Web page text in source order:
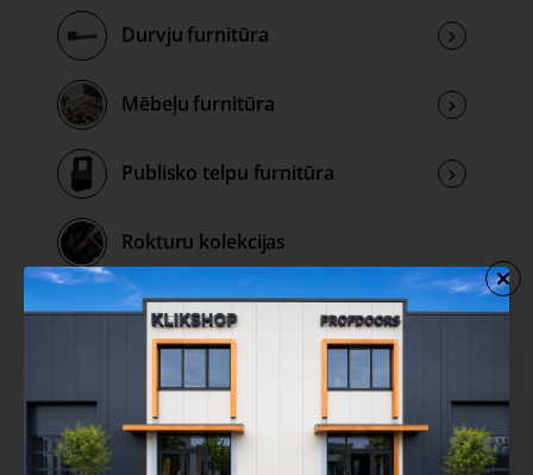
Durvju furnitūra
Mēbeļu furnitūra
Publisko telpu furnitūra
Rokturu kolekcijas
Izpārdošana